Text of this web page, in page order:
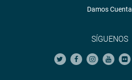
Damos Cuenta
SÍGUENOS